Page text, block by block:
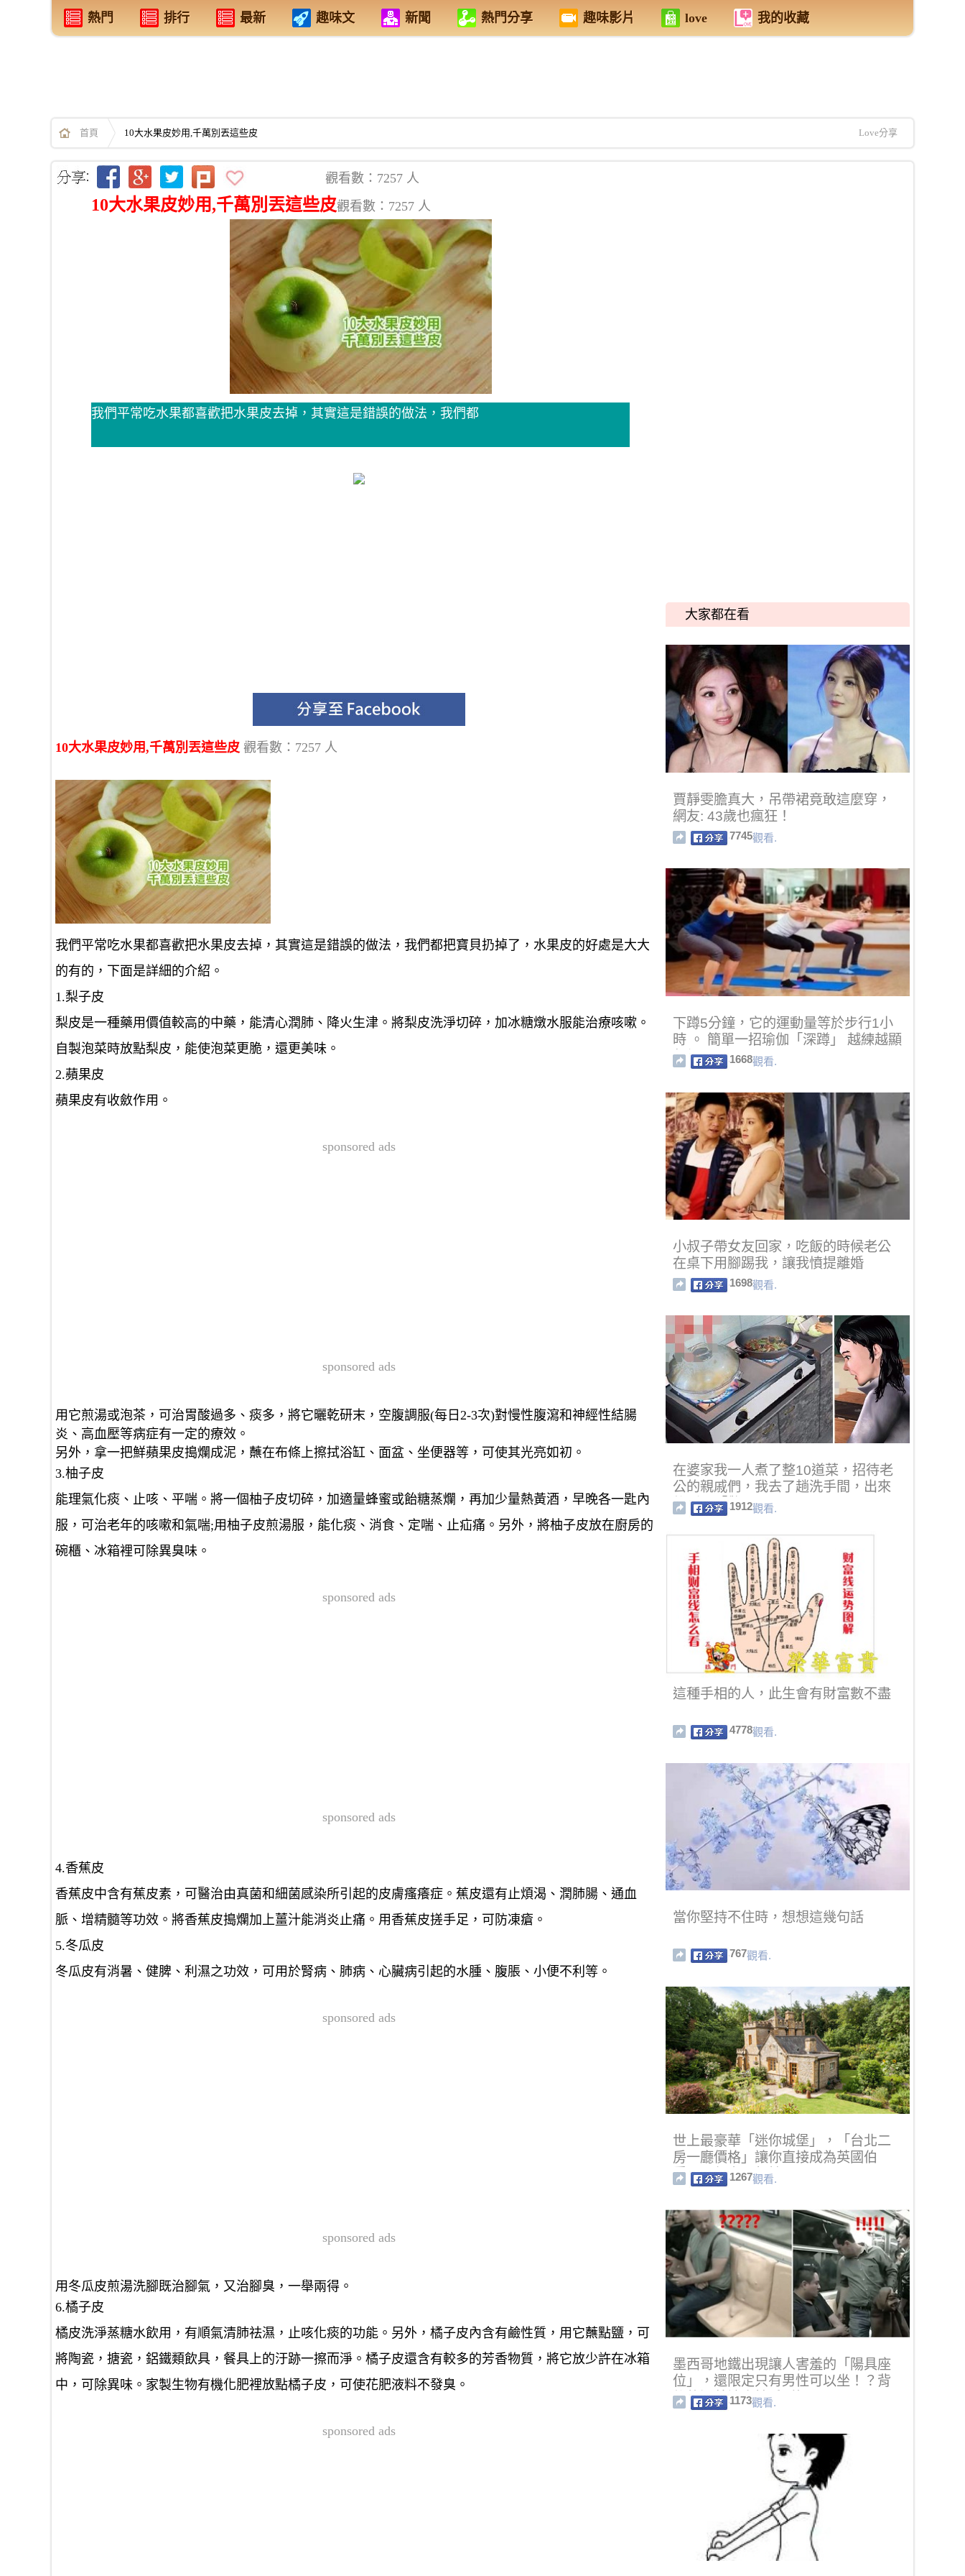
熱門 排行 最新 趣味文 新聞 熱門分享 趣味影片 love 我的收藏
首頁 10大水果皮妙用,千萬別丟這些皮 Love分享
觀看數：7257 人
10大水果皮妙用,千萬別丟這些皮觀看數：7257 人
我們平常吃水果都喜歡把水果皮去掉，其實這是錯誤的做法，我們都
10大水果皮妙用,千萬別丟這些皮 觀看數：7257 人
我們平常吃水果都喜歡把水果皮去掉，其實這是錯誤的做法，我們都把寶貝扔掉了，水果皮的好處是大大
的有的，下面是詳細的介紹。
1.梨子皮
梨皮是一種藥用價值較高的中藥，能清心潤肺、降火生津。將梨皮洗淨切碎，加冰糖燉水服能治療咳嗽。
自製泡菜時放點梨皮，能使泡菜更脆，還更美味。
2.蘋果皮
蘋果皮有收斂作用。
sponsored ads
sponsored ads
用它煎湯或泡茶，可治胃酸過多、痰多，將它曬乾研末，空腹調服(每日2-3次)對慢性腹瀉和神經性結腸
炎、高血壓等病症有一定的療效。
另外，拿一把鮮蘋果皮搗爛成泥，蘸在布條上擦拭浴缸、面盆、坐便器等，可使其光亮如初。
3.柚子皮
能理氣化痰、止咳、平喘。將一個柚子皮切碎，加適量蜂蜜或飴糖蒸爛，再加少量熱黃酒，早晚各一匙內
服，可治老年的咳嗽和氣喘;用柚子皮煎湯服，能化痰、消食、定喘、止疝痛。另外，將柚子皮放在廚房的
碗櫃、冰箱裡可除異臭味。
sponsored ads
sponsored ads
4.香蕉皮
香蕉皮中含有蕉皮素，可醫治由真菌和細菌感染所引起的皮膚瘙癢症。蕉皮還有止煩渴、潤肺腸、通血
脈、增精髓等功效。將香蕉皮搗爛加上薑汁能消炎止痛。用香蕉皮搓手足，可防凍瘡。
5.冬瓜皮
冬瓜皮有消暑、健脾、利濕之功效，可用於腎病、肺病、心臟病引起的水腫、腹脹、小便不利等。
sponsored ads
sponsored ads
用冬瓜皮煎湯洗腳既治腳氣，又治腳臭，一舉兩得。
6.橘子皮
橘皮洗淨蒸糖水飲用，有順氣清肺祛濕，止咳化痰的功能。另外，橘子皮內含有鹼性質，用它蘸點鹽，可
將陶瓷，搪瓷，鋁鐵類飲具，餐具上的汙跡一擦而淨。橘子皮還含有較多的芳香物質，將它放少許在冰箱
中，可除異味。家製生物有機化肥裡放點橘子皮，可使花肥液料不發臭。
sponsored ads
大家都在看
賈靜雯膽真大，吊帶裙竟敢這麼穿，
網友: 43歲也瘋狂！
7745觀看.
下蹲5分鐘，它的運動量等於步行1小
時 。 簡單一招瑜伽「深蹲」 越練越顯
年輕
1668觀看.
小叔子帶女友回家，吃飯的時候老公
在桌下用腳踢我，讓我憤提離婚
1698觀看.
在婆家我一人煮了整10道菜，招待老
公的親戚們，我去了趟洗手間，出來
後瞬間「驚」了一下...
1912觀看.
這種手相的人，此生會有財富數不盡
4778觀看.
當你堅持不住時，想想這幾句話
767觀看.
世上最豪華「迷你城堡」，「台北二
房一廳價格」讓你直接成為英國伯
爵！內部空間超棒！
1267觀看.
墨西哥地鐵出現讓人害羞的「陽具座
位」，還限定只有男性可以坐！？背
後的涵義讓人拍手叫好！
1173觀看.